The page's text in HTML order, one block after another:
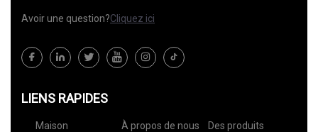
Avoir une question?Cliquez ici
LIENS RAPIDES
Maison À propos de nous
Des produits